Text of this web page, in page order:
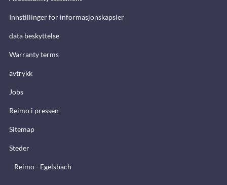
Innstillinger for informasjonskapsler
data beskyttelse
Warranty terms
avtrykk
Jobs
Reimo i pressen
Sitemap
Steder
Reimo - Egelsbach